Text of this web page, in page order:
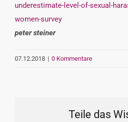
underestimate-level-of-sexual-
women-survey
peter steiner
07.12.2018 | 0 Kommentare
Teile das